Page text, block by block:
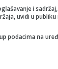
i
uvidi u
podacima na